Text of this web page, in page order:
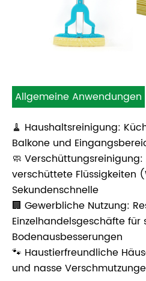
Allgemeine Anwendungen
🧹 Haushaltsreinigung:
Balkone und
🧼
verschüttete Flüssigkeiten
Sekundenschnelle
🏢 Gewerbliche Nutzung:
Einzelhandelsgeschäfte für
Bodenausbesserungen
🐾 Haustierfreundliche
und nasse